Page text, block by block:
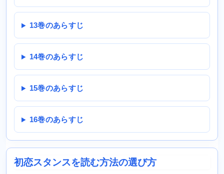
13巻のあらすじ
14巻のあらすじ
15巻のあらすじ
16巻のあらすじ
初恋スタンスを読む方法の選び方